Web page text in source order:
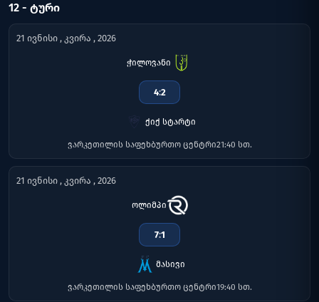
12 - ᲢᲣᲠᲘ
21 ივნისი , კვირა , 2026
ჭილოვანი
4:2
ქიქ სტარტი
ვარკეთილის საფეხბურთო ცენტრი21:40 სთ.
21 ივნისი , კვირა , 2026
ოლიმპი
7:1
მასივი
ვარკეთილის საფეხბურთო ცენტრი19:40 სთ.